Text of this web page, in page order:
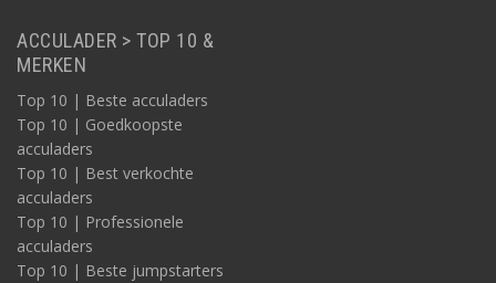
ACCULADER > TOP 10 &
MERKEN
Top 10 | Beste acculaders
Top 10 | Goedkoopste
acculaders
Top 10 | Best verkochte
acculaders
Top 10 | Professionele
acculaders
Top 10 | Beste jumpstarters